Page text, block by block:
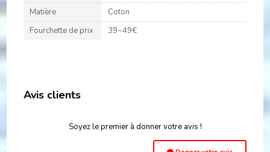
Matière
Coton
Fourchette de prix
39~49€
Avis clients
Soyez le premier à donner votre avis !